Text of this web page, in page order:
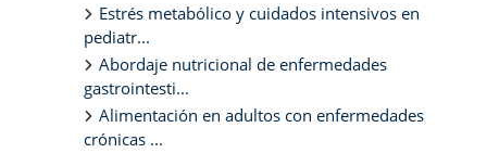
Estrés metabólico y cuidados intensivos en
pediatr...
Abordaje nutricional de enfermedades
gastrointesti...
Alimentación en adultos con enfermedades
crónicas ...